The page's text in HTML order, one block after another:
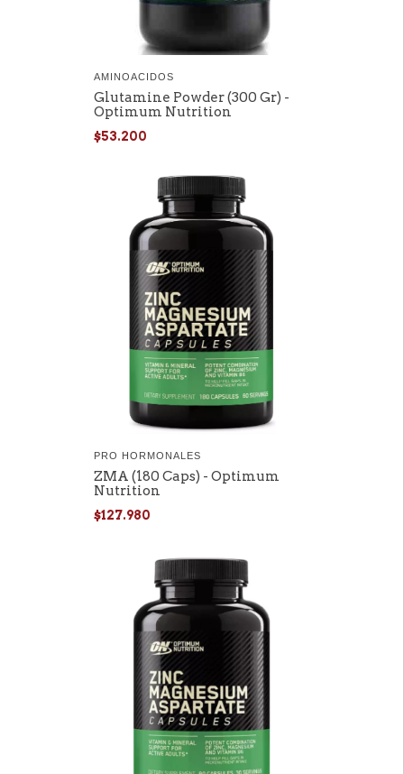
AMINOACIDOS
Glutamine Powder (300 Gr) -
Optimum Nutrition
$53.200
PRO HORMONALES
ZMA (180 Caps) - Optimum
Nutrition
$127.980